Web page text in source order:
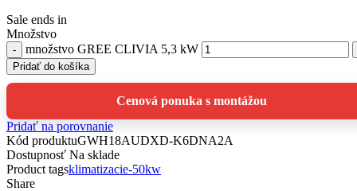
Sale ends in
Množstvo
množstvo GREE CLIVIA 5,3 kW
Pridať do košíka
Cenová ponuka s montážou
Pridať na porovnanie
Kód produktuGWH18AUDXD-K6DNA2A
Dostupnosť Na sklade
Product tagsklimatizacie-50kw
Share